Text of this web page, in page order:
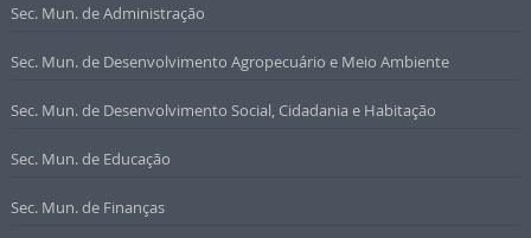
Sec. Mun. de Administração
Sec. Mun. de Desenvolvimento Agropecuário e Meio Ambiente
Sec. Mun. de Desenvolvimento Social, Cidadania e Habitação
Sec. Mun. de Educação
Sec. Mun. de Finanças